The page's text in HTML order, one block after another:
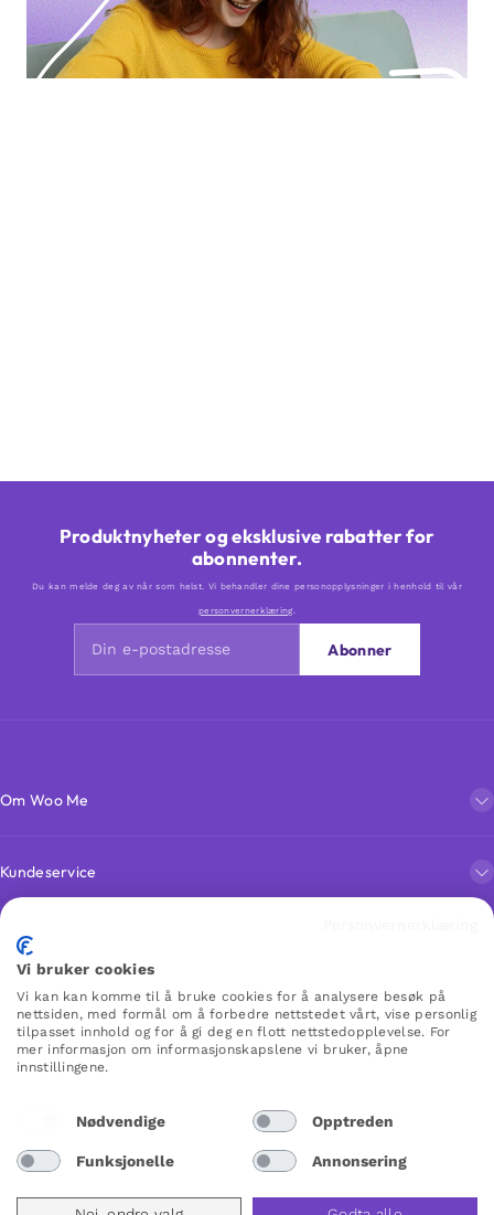
Produktnyheter og eksklusive rabatter for
abonnenter.
Du kan melde deg av når som helst. Vi behandler dine personopplysninger i henhold til vår
personvernerklæring.
Abonner
Om Woo Me
Kundeservice
Favoritter
WOO ME
Norway
Vi bruker cookies
Vi kan kan komme til å bruke cookies for å analysere besøk på
nettsiden, med formål om å forbedre nettstedet vårt, vise personlig
tilpasset innhold og for å gi deg en flott nettstedopplevelse. For
mer informasjon om informasjonskapslene vi bruker, åpne
innstillingene.
Nødvendige Opptreden
Funksjonelle Annonsering